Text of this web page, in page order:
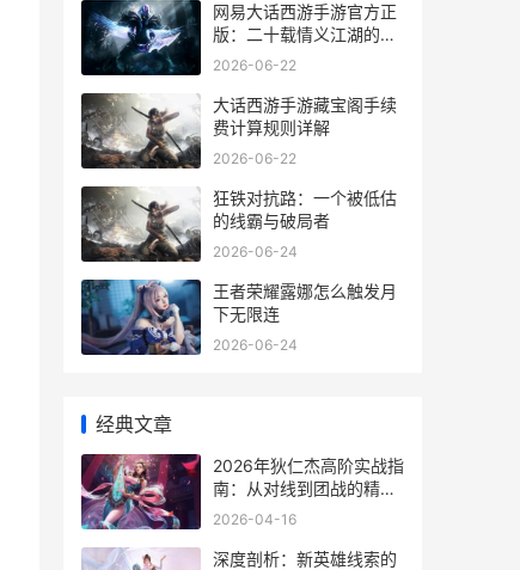
网易大话西游手游官方正
版：二十载情义江湖的移
动端传承
2026-06-22
大话西游手游藏宝阁手续
费计算规则详解
2026-06-22
狂铁对抗路：一个被低估
的线霸与破局者
2026-06-24
王者荣耀露娜怎么触发月
下无限连
2026-06-24
经典文章
2026年狄仁杰高阶实战指
南：从对线到团战的精准
掌控
2026-04-16
深度剖析：新英雄线索的